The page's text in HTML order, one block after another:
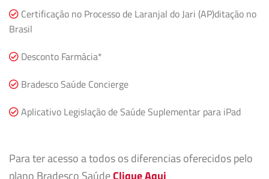
Certificação no Processo de Laranjal do Jari (AP)ditação no
Brasil
Desconto Farmácia*
Bradesco Saúde Concierge
Aplicativo Legislação de Saúde Suplementar para iPad
Para ter acesso a todos os diferencias oferecidos pelo
plano Bradesco SaúdeClique Aqui